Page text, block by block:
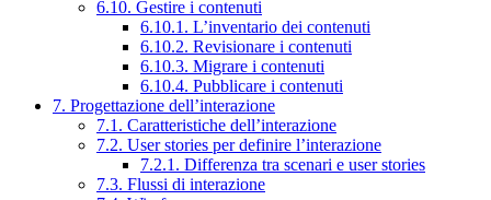
6.10. Gestire i contenuti
6.10.1. L’inventario dei contenuti
6.10.2. Revisionare i contenuti
6.10.3. Migrare i contenuti
6.10.4. Pubblicare i contenuti
7. Progettazione dell’interazione
7.1. Caratteristiche dell’interazione
7.2. User stories per definire l’interazione
7.2.1. Differenza tra scenari e user stories
7.3. Flussi di interazione